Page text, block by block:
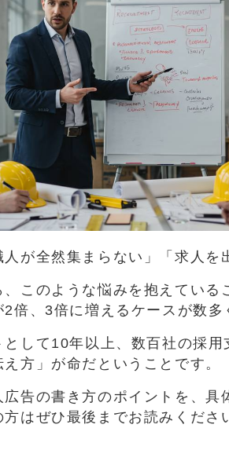
が全然集まらない」「求人を
このような悩みを抱えてい
倍、3倍に増えるケースが数多
して10年以上、数百社の採
方」が命だということです。
告の書き方のポイントを、具
はぜひ最後までお読みくださ